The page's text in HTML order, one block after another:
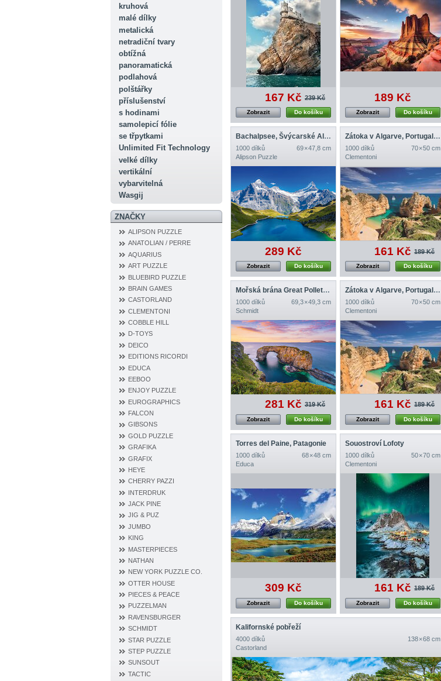
kruhová
malé dílky
metalická
netradiční tvary
obtížná
panoramatická
podlahová
polštářky
příslušenství
s hodinami
samolepicí fólie
se třpytkami
Unlimited Fit Technology
velké dílky
vertikální
vybarvitelná
Wasgij
ZNAČKY
ALIPSON PUZZLE
ANATOLIAN / PERRE
AQUARIUS
ART PUZZLE
BLUEBIRD PUZZLE
BRAIN GAMES
CASTORLAND
CLEMENTONI
COBBLE HILL
D‐TOYS
DEICO
EDITIONS RICORDI
EDUCA
EEBOO
ENJOY PUZZLE
EUROGRAPHICS
FALCON
GIBSONS
GOLD PUZZLE
GRAFIKA
GRAFIX
HEYE
CHERRY PAZZI
INTERDRUK
JACK PINE
JIG & PUZ
JUMBO
KING
MASTERPIECES
NATHAN
NEW YORK PUZZLE CO.
OTTER HOUSE
PIECES & PEACE
PUZZELMAN
RAVENSBURGER
SCHMIDT
STAR PUZZLE
STEP PUZZLE
SUNSOUT
TACTIC
167 Kč 239 Kč
Do košíku
Zobrazit
189 Kč
Do košíku
Zobrazit
Bachalpsee, Švýcarské Alpy
1000 dílků
69 × 47,8 cm
Alipson Puzzle
289 Kč
Do košíku
Zobrazit
Zátoka v Algarve, Portugalsko
1000 dílků
70 × 50 cm
Clementoni
161 Kč 189 Kč
Do košíku
Zobrazit
Mořská brána Great Pollet, Irsko
1000 dílků
69,3 × 49,3 cm
Schmidt
281 Kč 319 Kč
Do košíku
Zobrazit
Zátoka v Algarve, Portugalsko
1000 dílků
70 × 50 cm
Clementoni
161 Kč 189 Kč
Do košíku
Zobrazit
Torres del Paine, Patagonie
1000 dílků
68 × 48 cm
Educa
309 Kč
Do košíku
Zobrazit
Souostroví Lofoty
1000 dílků
50 × 70 cm
Clementoni
161 Kč 189 Kč
Do košíku
Zobrazit
Kalifornské pobřeží
4000 dílků
138 × 68 cm
Castorland